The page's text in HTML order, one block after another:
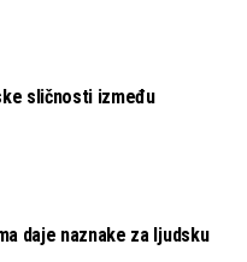
sličnosti između
daje naznake za ljudsku